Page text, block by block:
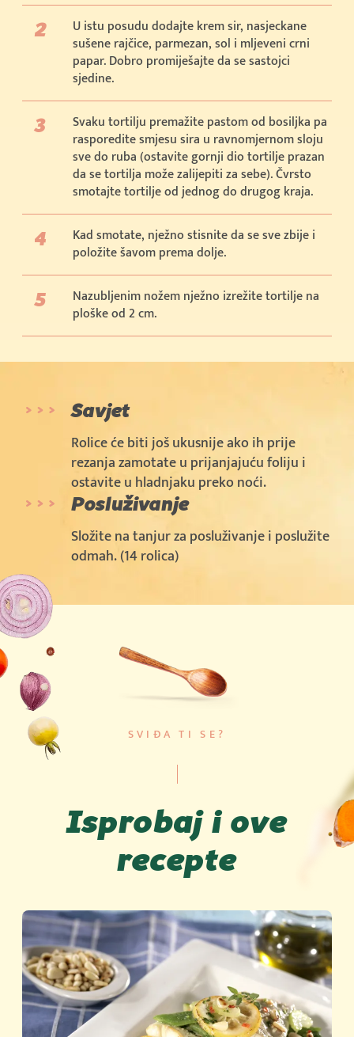
U istu posudu dodajte krem sir, nasjeckane
sušene rajčice, parmezan, sol i mljeveni crni
papar. Dobro promiješajte da se sastojci
sjedine.
Svaku tortilju premažite pastom od bosiljka pa
rasporedite smjesu sira u ravnomjernom sloju
sve do ruba (ostavite gornji dio tortilje prazan
da se tortilja može zalijepiti za sebe). Čvrsto
smotajte tortilje od jednog do drugog kraja.
Kad smotate, nježno stisnite da se sve zbije i
položite šavom prema dolje.
Nazubljenim nožem nježno izrežite tortilje na
ploške od 2 cm.
Savjet
Rolice će biti još ukusnije ako ih prije
rezanja zamotate u prijanjajuću foliju i
ostavite u hladnjaku preko noći.
Posluživanje
Složite na tanjur za posluživanje i poslužite
odmah. (14 rolica)
SVIĐA TI SE?
Isprobaj i ove
recepte